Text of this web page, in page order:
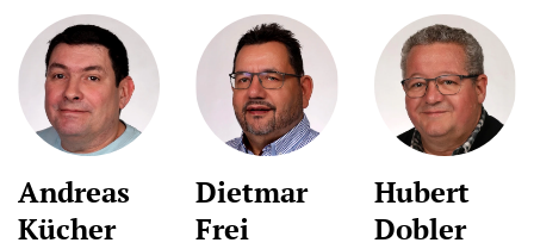
Andreas
Kücher
Dietmar
Frei
Hubert
Dobler